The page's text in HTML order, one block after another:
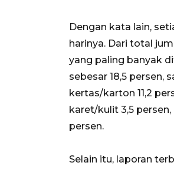
Dengan kata lain,
harinya. Dari total
yang paling banyak
sebesar 18,5 persen,
kertas/karton 11,2
karet/kulit 3,5
persen.
Selain itu, laporan